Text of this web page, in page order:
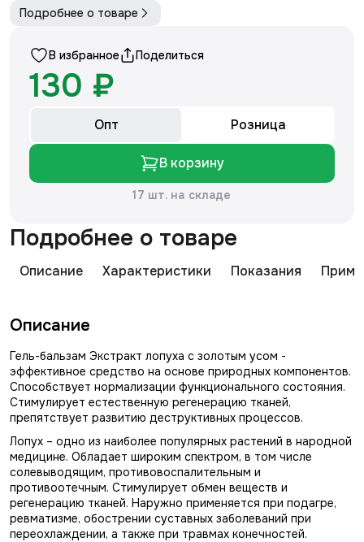
Подробнее о товаре
В избранное Поделиться
130 ₽
Опт Розница
В корзину
17 шт. на складе
Подробнее о товаре
Описание Характеристики Показания
Описание
Гель-бальзам Экстракт лопуха с золотым усом -
эффективное средство на основе природных компонентов.
Способствует нормализации функционального состояния.
Стимулирует естественную регенерацию тканей,
препятствует развитию деструктивных процессов.
Лопух – одно из наиболее популярных растений в народной
медицине. Обладает широким спектром, в том числе
солевыводящим, противовоспалительным и
противоотечным. Стимулирует обмен веществ и
регенерацию тканей. Наружно применяется при подагре,
ревматизме, обострении суставных заболеваний при
переохлаждении, а также при травмах конечностей.